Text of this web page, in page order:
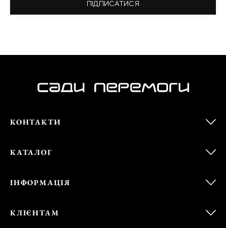
ПІДПИСАТИСЯ
КОНТАКТИ
КАТАЛОГ
ІНФОРМАЦІЯ
КЛІЄНТАМ